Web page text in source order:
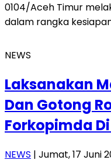
0104/Aceh Timur
dalam rangka
NEWS
Laksanakan
Dan Gotong
Forkopimda
NEWS | Jumat, 17 Juni